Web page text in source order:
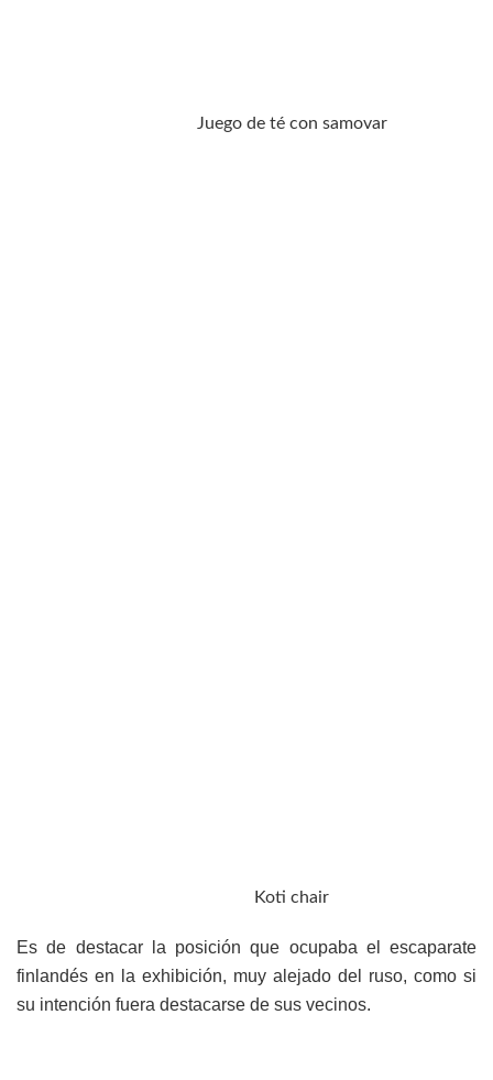
Juego de té con samovar
Koti chair
Es de destacar la posición que ocupaba el escaparate
finlandés en la exhibición, muy alejado del ruso, como si
su intención fuera destacarse de sus vecinos.